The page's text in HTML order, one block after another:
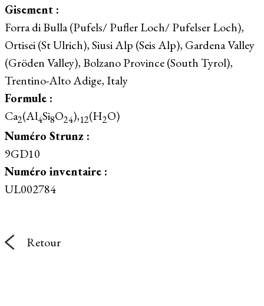
Gisement :
Forra di Bulla (Pufels/ Pufler Loch/ Pufelser Loch),
Ortisei (St Ulrich), Siusi Alp (Seis Alp), Gardena Valley
(Gröden Valley), Bolzano Province (South Tyrol),
Trentino-Alto Adige, Italy
Formule :
Ca2(Al4Si8O24),12(H2O)
Numéro Strunz :
9GD10
Numéro inventaire :
UL002784
Retour